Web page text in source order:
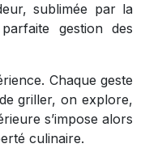
sublimée par la
gestion des
Chaque geste
griller, on explore,
s’impose alors
culinaire.